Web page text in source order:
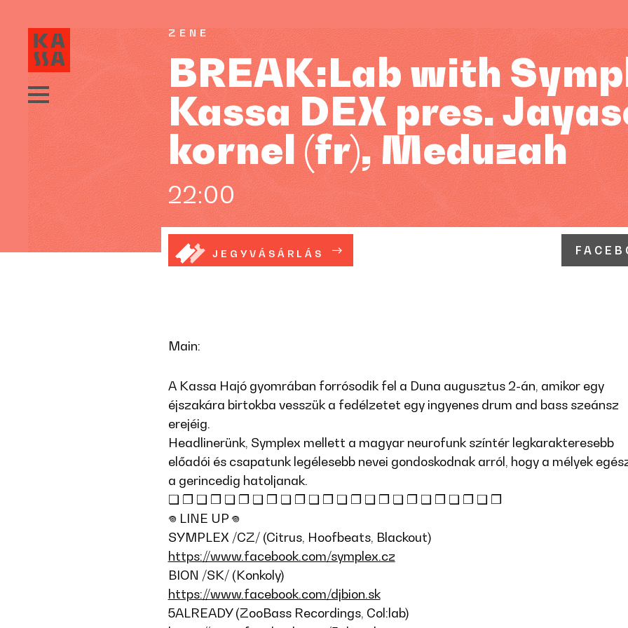
ZENE
BREAK:Lab with
Kassa DEX pres.
kornel (fr), Meduzah
22:00
JEGYVÁSÁRLÁS
Main:
A Kassa Hajó gyomrában forrósodik fel a Duna augusztus 2-án, amikor egy
éjszakára birtokba vesszük a fedélzetet egy ingyenes drum and bass szeánsz
erejéig.
Headlinerünk, Symplex mellett a magyar neurofunk színtér legkarakteresebb
előadói és csapatunk legélesebb nevei gondoskodnak arról, hogy a mélyek
a gerincedig hatoljanak.
❏ ❐ ❑ ❒ ❏ ❐ ❑ ❒ ❏ ❐ ❑ ❒ ❏ ❐ ❑ ❒ ❏ ❐ ❑ ❒ ❏ ❐ ❑ ❒
𖦹 LINE UP 𖦹
SYMPLEX /CZ/ (Citrus, Hoofbeats, Blackout)
https://www.facebook.com/symplex.cz
BION /SK/ (Konkoly)
https://www.facebook.com/djbion.sk
5ALREADY (ZooBass Recordings, Col:lab)